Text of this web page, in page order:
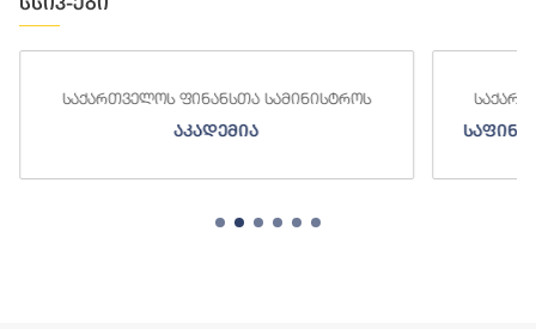
საქართველოს ფინანსთა სამინისტროს
აკადემია